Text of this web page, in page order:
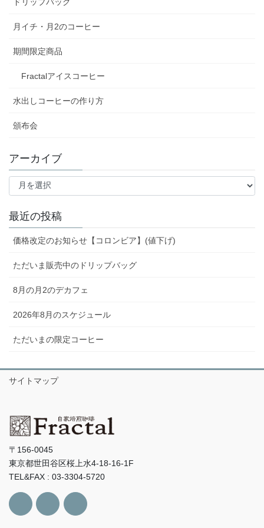
月イチ・月2のコーヒー
期間限定商品
Fractalアイスコーヒー
水出しコーヒーの作り方
頒布会
アーカイブ
ア
イ
ブ
最近の投稿
価格改定のお知らせ【コロンビア】(値下げ)
ただいま販売中のドリップバッグ
8月の月2のデカフェ
2026年8月のスケジュール
ただいまの限定コーヒー
サイトマップ
〒156-0045
東京都世田谷区桜上水4-18-16-1F
TEL&FAX : 03-3304-5720